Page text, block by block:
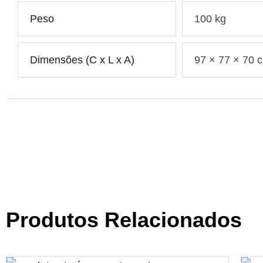
Peso 100 kg
Dimensões (C x L x A) 97 × 77 × 70
Produtos Relacionados